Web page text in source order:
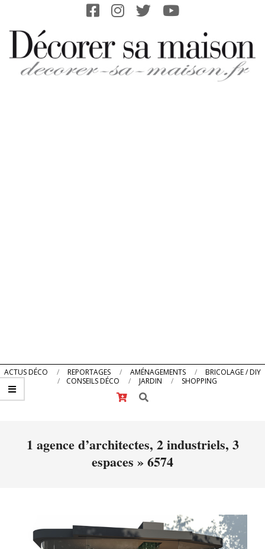
content
Primary
Navigation
Menu
ACTUS DÉCO REPORTAGES AMÉNAGEMENTS
BRICOLAGE / DIY
CONSEILS DÉCO
JARDIN
SHOPPING
Search
1 agence d’architectes, 2 industriels, 3
espaces »6574